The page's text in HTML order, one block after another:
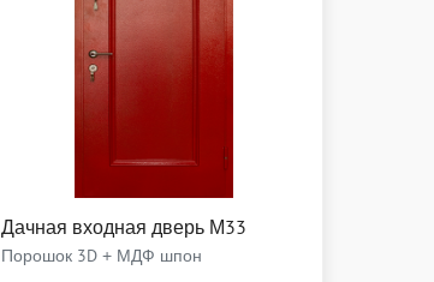
Дачная входная дверь М33
Порошок 3D + МДФ шпон